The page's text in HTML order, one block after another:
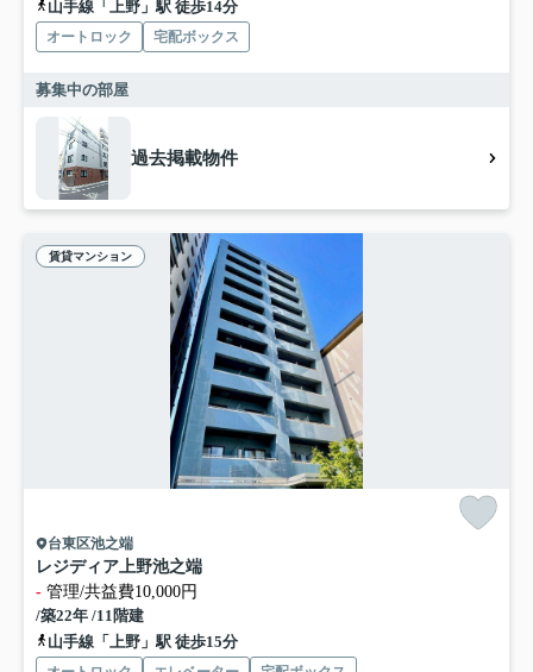
山手線「上野」駅 徒歩14分
オートロック 宅配ボックス
募集中の部屋
過去掲載物件
賃貸マンション
台東区池之端
レジディア上野池之端
- 管理/共益費10,000円
/築22年 /11階建
山手線「上野」駅 徒歩15分